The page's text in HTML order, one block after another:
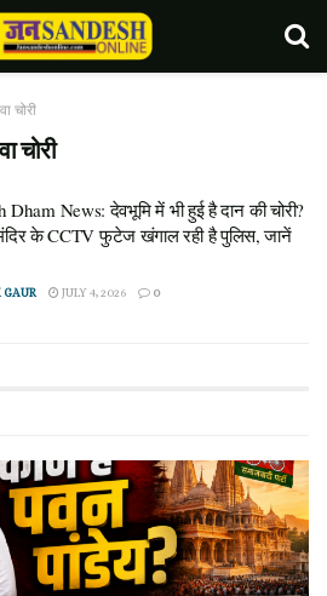
चोरी
चोरी
News: देवभूमि में भी हुई है दान की चोरी?
के CCTV फुटेज खंगाल रही है पुलिस, जानें
GAUR JULY 4, 2026 0